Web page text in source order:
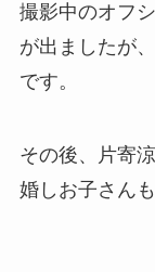
撮影中のオフ
が出ましたが
です。
その後、片寄
婚しお子さん